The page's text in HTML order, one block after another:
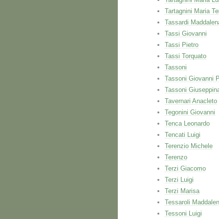
Tartagnini Maria
Tassardi
Tassi Giovanni
Tassi Pietro
Tassi Torquato
Tassoni
Tassoni Giovanni
Tassoni
Tavernari Anacleto
Tegonini Giovanni
Tenca Leonardo
Tencati Luigi
Terenzio Michele
Terenzo
Terzi Giacomo
Terzi Luigi
Terzi Marisa
Tessaroli
Tessoni Luigi